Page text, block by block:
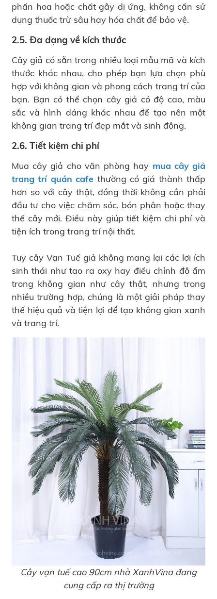
phấn hoa hoặc chất gây dị ứng, không cần sử
dụng thuốc trừ sâu hay hóa chất để bảo vệ.
2.5. Đa dạng về kích thước
Cây giả có sẵn trong nhiều loại mẫu mã và kích
thước khác nhau, cho phép bạn lựa chọn phù
hợp với không gian và phong cách trang trí của
bạn. Bạn có thể chọn cây giả có độ cao, màu
sắc và hình dáng khác nhau để tạo nên một
không gian trang trí đẹp mắt và sinh động.
2.6. Tiết kiệm chi phí
Mua cây giả cho văn phòng hay mua cây giả
trang trí quán cafe thường có giá thành thấp
hơn so với cây thật, đồng thời không cần phải
đầu tư cho việc chăm sóc, bón phân hoặc thay
thế cây mới. Điều này giúp tiết kiệm chi phí và
tiện ích trong trang trí nội thất.
Tuy cây Vạn Tuế giả không mang lại các lợi ích
sinh thái như tạo ra oxy hay điều chỉnh độ ẩm
trong không gian như cây thật, nhưng trong
nhiều trường hợp, chúng là một giải pháp thay
thế hiệu quả và tiện lợi để tạo không gian xanh
và trang trí.
Cây vạn tuế cao 90cm nhà XanhVina đang
cung cấp ra thị trường